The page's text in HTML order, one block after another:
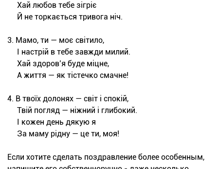
Хай любов тебе зігріє
Й не торкається тривога ніч.
3. Мамо, ти — моє світило,
І настрій в тебе завжди милий.
Хай здоров’я буде міцне,
А життя — як тістечко смачне!
4. В твоїх долонях — світ і спокій,
Твій погляд — ніжний і глибокий.
І кожен день дякую я
За маму рідну — це ти, моя!
Если хотите сделать поздравление более особенным,